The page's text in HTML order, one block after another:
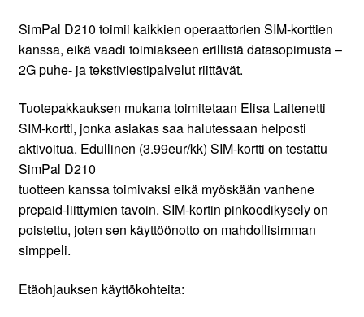
SimPal D210 toimii kaikkien operaattorien SIM-korttien
kanssa, eikä vaadi toimiakseen erillistä datasopimusta –
2G puhe- ja tekstiviestipalvelut riittävät.
Tuotepakkauksen mukana toimitetaan Elisa Laitenetti
SIM-kortti, jonka asiakas saa halutessaan helposti
aktivoitua. Edullinen (3.99eur/kk) SIM-kortti on testattu
SimPal D210
tuotteen kanssa toimivaksi eikä myöskään vanhene
prepaid-liittymien tavoin. SIM-kortin pinkoodikysely on
poistettu, joten sen käyttöönotto on mahdollisimman
simppeli.
Etäohjauksen käyttökohteita: